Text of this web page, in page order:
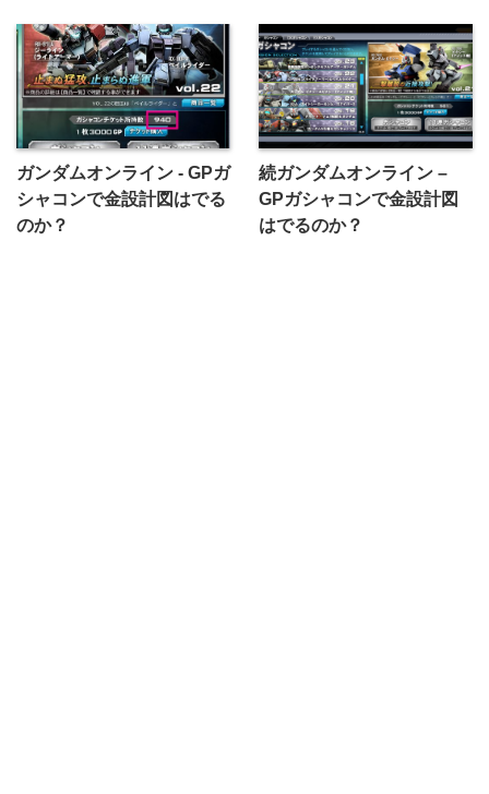
ガンダムオンライン - GPガ
シャコンで金設計図はでる
のか？
続ガンダムオンライン –
GPガシャコンで金設計図
はでるのか？